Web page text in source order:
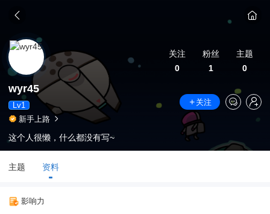
关注
0
粉丝
1
主题
0
wyr45
Lv1
关注
新手上路
这个人很懒，什么都没有写~
主题 资料
影响力